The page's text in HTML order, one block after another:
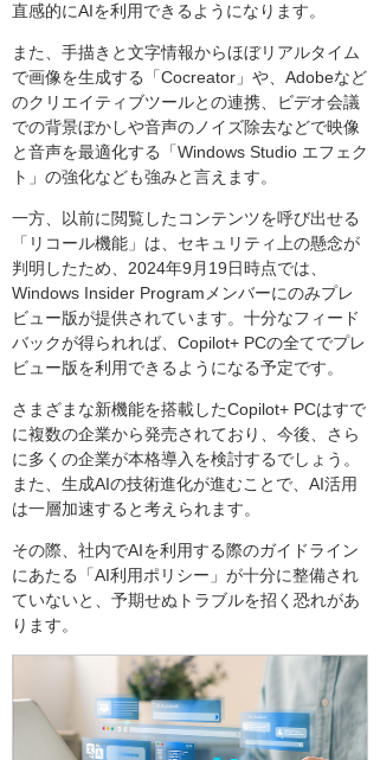
直感的にAIを利用できるようになります。
また、手描きと文字情報からほぼリアルタイム
で画像を生成する「Cocreator」や、Adobeなど
のクリエイティブツールとの連携、ビデオ会議
での背景ぼかしや音声のノイズ除去などで映像
と音声を最適化する「Windows Studio エフェク
ト」の強化なども強みと言えます。
一方、以前に閲覧したコンテンツを呼び出せる
「リコール機能」は、セキュリティ上の懸念が
判明したため、2024年9月19日時点では、
Windows Insider Programメンバーにのみプレ
ビュー版が提供されています。十分なフィード
バックが得られれば、Copilot+ PCの全てでプレ
ビュー版を利用できるようになる予定です。
さまざまな新機能を搭載したCopilot+ PCはすで
に複数の企業から発売されており、今後、さら
に多くの企業が本格導入を検討するでしょう。
また、生成AIの技術進化が進むことで、AI活用
は一層加速すると考えられます。
その際、社内でAIを利用する際のガイドライン
にあたる「AI利用ポリシー」が十分に整備され
ていないと、予期せぬトラブルを招く恐れがあ
ります。